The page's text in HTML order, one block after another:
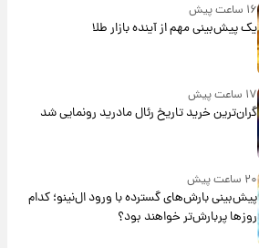
۱۶ ساعت پیش
یک پیش‌بینی مهم از آینده بازار طلا
۱۷ ساعت پیش
گران‌ترین خرید تاریخ رئال مادرید رونمایی شد
۲۰ ساعت پیش
پیش‌بینی بارش‌های گسترده با ورود ال‌نینو؛ کدام
روزها پربارش‌تر خواهند بود؟